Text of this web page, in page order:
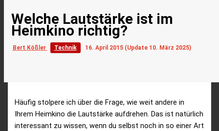
Welche Lautstärke ist im
Heimkino richtig?
Bert Kößler Technik 16. April 2015 (Update 10. März 2025)
Häufig stolpere ich über die Frage, wie weit andere in
Ihrem Heimkino die Lautstärke aufdrehen. Das ist natürlich
interessant zu wissen, wenn du selbst noch in so einer Art